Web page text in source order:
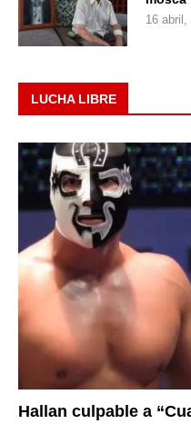
16 abril,
LUCHA LIBRE
Hallan culpable a